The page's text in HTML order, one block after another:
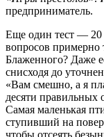
предприниматель.
Еще один тест — 20
вопросов примерно
Блаженного? Даже
снисходя до
«Вам смешно, а я
десяти правильных
Самая маленькая
ступивший на
чтобы отсеять